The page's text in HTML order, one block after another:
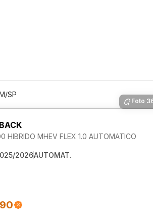
SP
Foto
HIBRIDO MHEV FLEX 1.0 AUTOMATICO
2026AUTOMAT.